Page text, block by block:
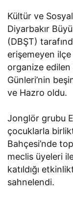
Kültür ve
Diyarbakır
(DBŞT)
erişemeyen
organize
Günleri’nin
ve Hazro oldu.
Jonglör grubu
çocuklarla
Bahçesi’nde
meclis üyeleri
katıldığı
sahnelendi.